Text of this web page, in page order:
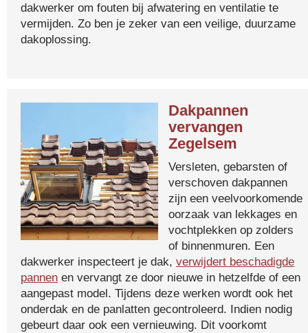
dakwerker om fouten bij afwatering en ventilatie te
vermijden. Zo ben je zeker van een veilige, duurzame
dakoplossing.
Dakpannen
vervangen
Zegelsem
Versleten, gebarsten of
verschoven dakpannen
zijn een veelvoorkomende
oorzaak van lekkages en
vochtplekken op zolders
of binnenmuren. Een
dakwerker inspecteert je dak, verwijdert beschadigde
pannen en vervangt ze door nieuwe in hetzelfde of een
aangepast model. Tijdens deze werken wordt ook het
onderdak en de panlatten gecontroleerd. Indien nodig
gebeurt daar ook een vernieuwing. Dit voorkomt